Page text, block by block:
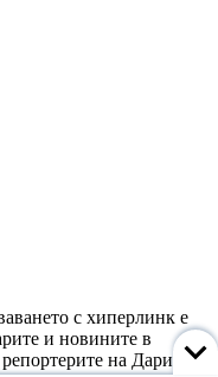
с хиперлинк е
и новините в
на Дарик